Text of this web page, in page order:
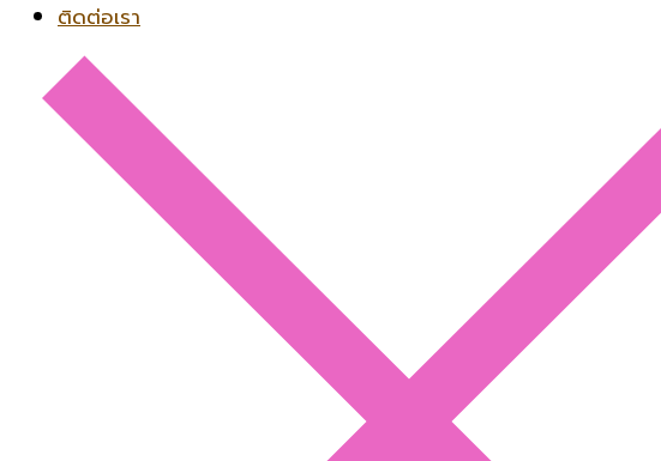
ติดต่อเรา